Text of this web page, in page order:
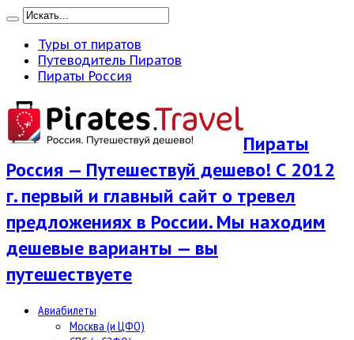
Туры от пиратов
Путеводитель Пиратов
Пираты Россия
Пираты
Россия — Путешествуй дешево! С 2012
г. первый и главный сайт о тревел
предложениях в России. Мы находим
дешевые варианты — вы
путешествуете
Авиабилеты
Москва (и ЦФО)